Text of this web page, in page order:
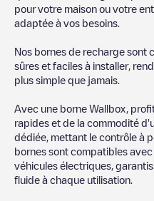
pour votre maison ou votre
adaptée à vos besoins.
Nos bornes de recharge sont
sûres et faciles à installer,
plus simple que jamais.
Avec une borne Wallbox,
rapides et de la commodité
dédiée, mettant le contrôle à
bornes sont compatibles
véhicules électriques,
fluide à chaque utilisation.